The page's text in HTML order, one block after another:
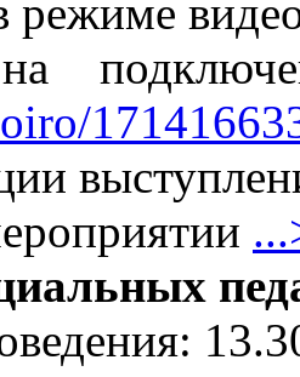
режиме
на